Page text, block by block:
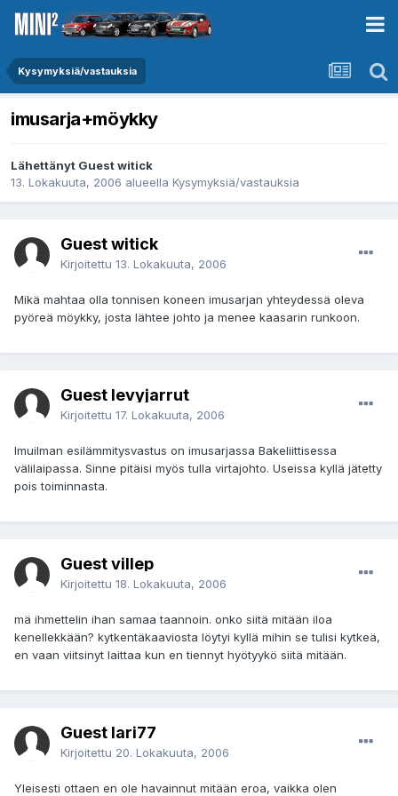
Kysymyksiä/vastauksia
imusarja+möykky
Lähettänyt Guest witick
13. Lokakuuta, 2006 alueella Kysymyksiä/vastauksia
Guest witick
Kirjoitettu 13. Lokakuuta, 2006
Mikä mahtaa olla tonnisen koneen imusarjan yhteydessä oleva
pyöreä möykky, josta lähtee johto ja menee kaasarin runkoon.
Guest levyjarrut
Kirjoitettu 17. Lokakuuta, 2006
Imuilman esilämmitysvastus on imusarjassa Bakeliittisessa
välilaipassa. Sinne pitäisi myös tulla virtajohto. Useissa kyllä jätetty
pois toiminnasta.
Guest villep
Kirjoitettu 18. Lokakuuta, 2006
mä ihmettelin ihan samaa taannoin. onko siitä mitään iloa
kenellekkään? kytkentäkaaviosta löytyi kyllä mihin se tulisi kytkeä,
en vaan viitsinyt laittaa kun en tiennyt hyötyykö siitä mitään.
Guest lari77
Kirjoitettu 20. Lokakuuta, 2006
Yleisesti ottaen en ole havainnut mitään eroa, vaikka olen